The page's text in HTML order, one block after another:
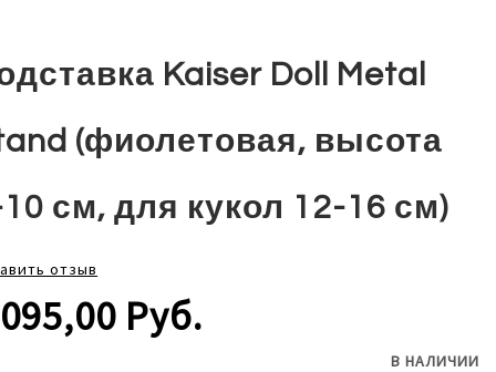
Kaiser Doll Metal
(фиолетовая, высота
см, для кукол 12-16 см)
отзыв
Руб.
В НАЛИЧИИ